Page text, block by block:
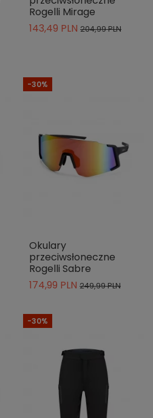
Rogelli Mirage
143,49 PLN 204,99 PLN
-30%
Okulary
przeciwsłoneczne
Rogelli Sabre
174,99 PLN 249,99 PLN
-30%